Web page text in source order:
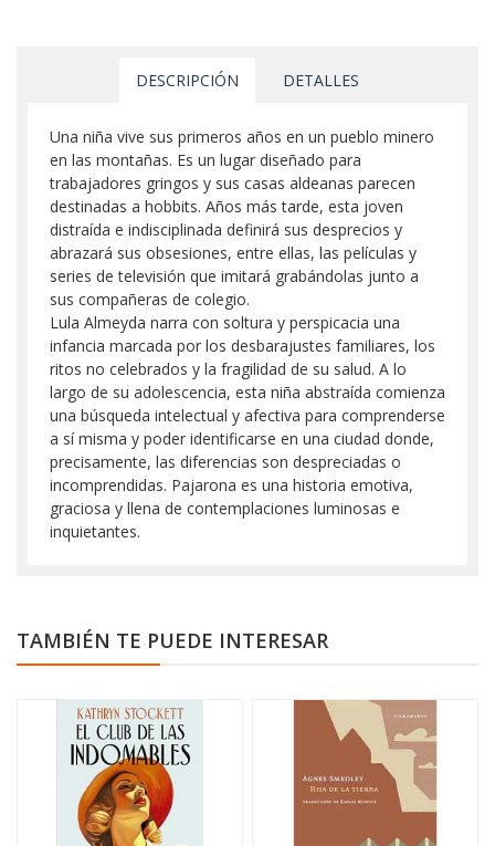
DESCRIPCIÓN DETALLES
Una niña vive sus primeros años en un pueblo minero
en las montañas. Es un lugar diseñado para
trabajadores gringos y sus casas aldeanas parecen
destinadas a hobbits. Años más tarde, esta joven
distraída e indisciplinada definirá sus desprecios y
abrazará sus obsesiones, entre ellas, las películas y
series de televisión que imitará grabándolas junto a
sus compañeras de colegio.
Lula Almeyda narra con soltura y perspicacia una
infancia marcada por los desbarajustes familiares, los
ritos no celebrados y la fragilidad de su salud. A lo
largo de su adolescencia, esta niña abstraída comienza
una búsqueda intelectual y afectiva para comprenderse
a sí misma y poder identificarse en una ciudad donde,
precisamente, las diferencias son despreciadas o
incomprendidas. Pajarona es una historia emotiva,
graciosa y llena de contemplaciones luminosas e
inquietantes.
TAMBIÉN TE PUEDE INTERESAR